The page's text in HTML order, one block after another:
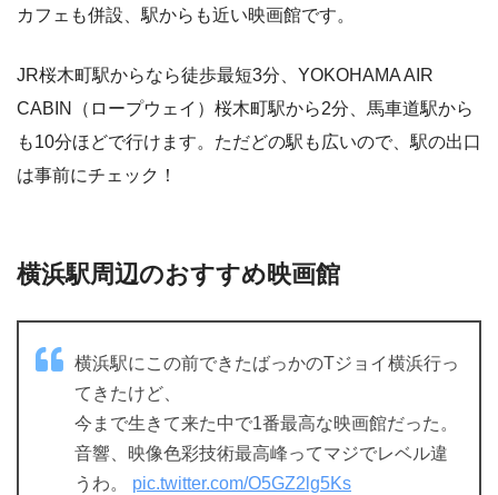
カフェも併設、駅からも近い映画館です。
JR桜木町駅からなら徒歩最短3分、YOKOHAMA AIR
CABIN（ロープウェイ）桜木町駅から2分、馬車道駅から
も10分ほどで行けます。ただどの駅も広いので、駅の出口
は事前にチェック！
横浜駅周辺のおすすめ映画館
横浜駅にこの前できたばっかのTジョイ横浜行っ
てきたけど、
今まで生きて来た中で1番最高な映画館だった。
音響、映像色彩技術最高峰ってマジでレベル違
うわ。 pic.twitter.com/O5GZ2lg5Ks